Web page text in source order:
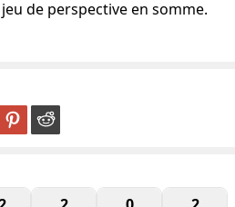
de perspective en somme.